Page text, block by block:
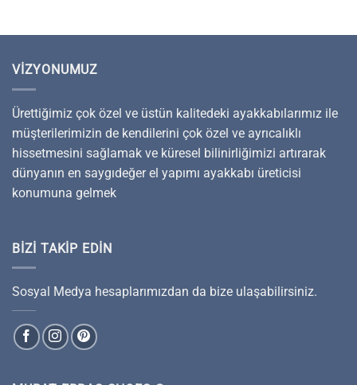
VIZYONUMUZ
Ürettiğimiz çok özel ve üstün kalitedeki ayakkabılarımız ile
müşterilerimizin de kendilerini çok özel ve ayrıcalıklı
hissetmesini sağlamak ve küresel bilinirliğimizi artırarak
dünyanın en saygıdeğer el yapımı ayakkabı üreticisi
konumuna gelmek
BIZI TAKIP EDIN
Sosyal Medya hesaplarımızdan da bize ulaşabilirsiniz.